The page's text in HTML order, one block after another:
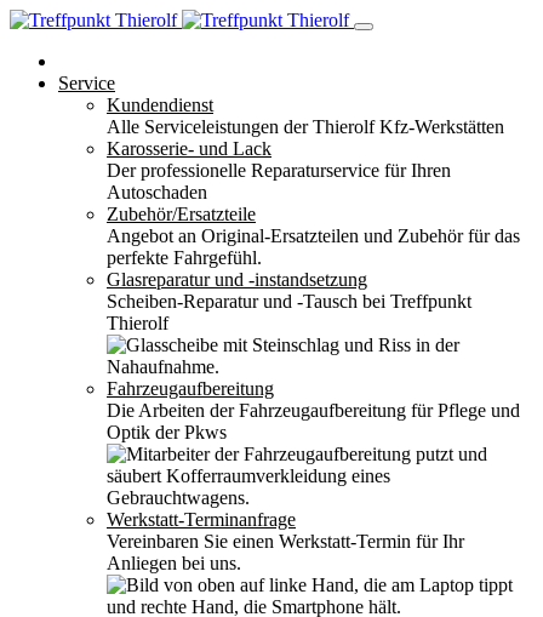
Service
Kundendienst
Alle Serviceleistungen der Thierolf Kfz-Werkstätten
Karosserie- und Lack
Der professionelle Reparaturservice für Ihren
Autoschaden
Zubehör/Ersatzteile
Angebot an Original-Ersatzteilen und Zubehör für das
perfekte Fahrgefühl.
Glasreparatur und -instandsetzung
Scheiben-Reparatur und -Tausch bei Treffpunkt
Thierolf
Fahrzeugaufbereitung
Die Arbeiten der Fahrzeugaufbereitung für Pflege und
Optik der Pkws
Werkstatt-Terminanfrage
Vereinbaren Sie einen Werkstatt-Termin für Ihr
Anliegen bei uns.